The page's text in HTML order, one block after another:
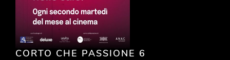
CORTO CHE PASSIONE 6